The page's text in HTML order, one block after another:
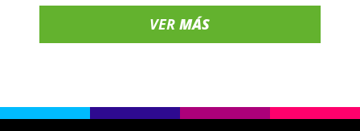
VERMÁS